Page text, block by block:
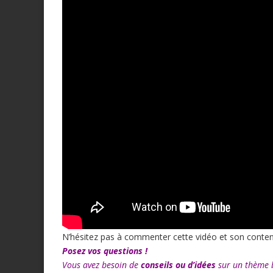
N’hésitez pas à commenter cette vidéo et son
Posez vos questions !
Vous avez besoin de conseils ou d’idées sur un thème